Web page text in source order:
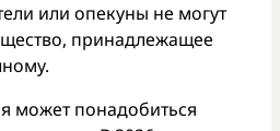
или опекуны не могут
принадлежащее
может понадобиться